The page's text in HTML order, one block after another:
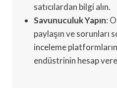
satıcılardan bilgi alın.
Savunuculuk Yapın:
paylaşın ve sorunları
inceleme
endüstrinin hesap